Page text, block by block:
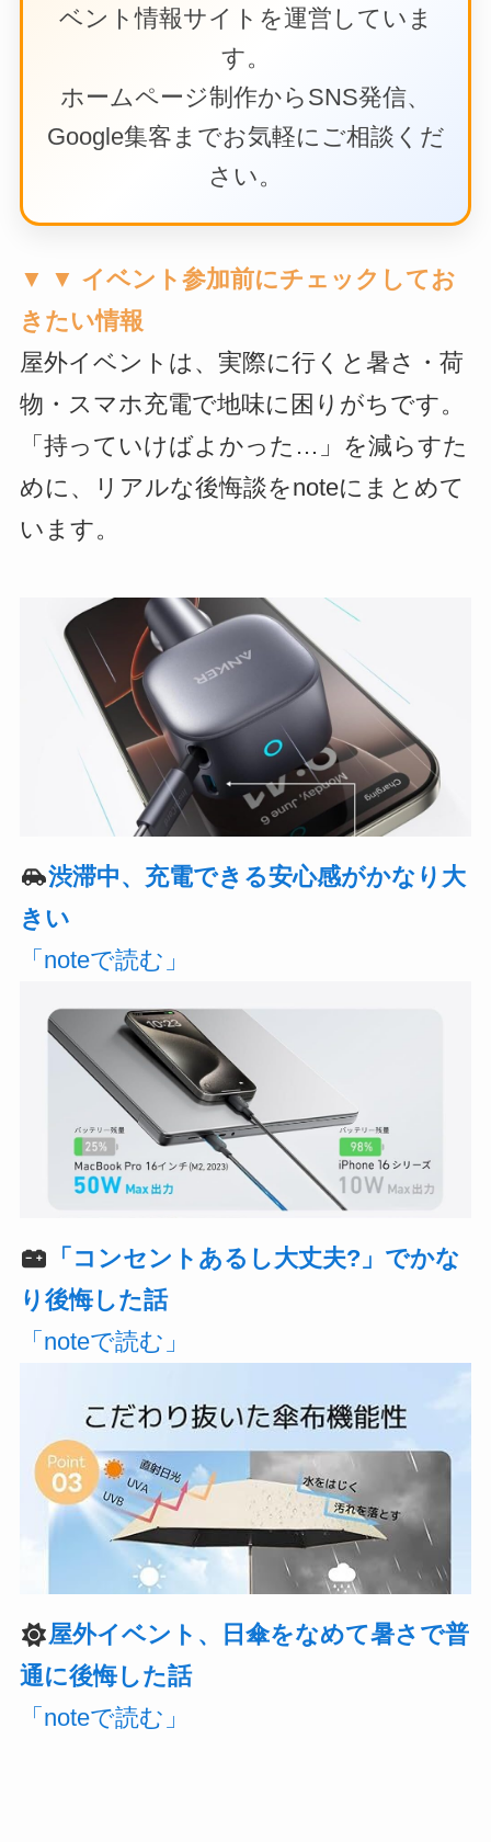
ベント情報サイトを運営していま
す。
ホームページ制作からSNS発信、
Google集客までお気軽にご相談くだ
さい。
▼ ▼ イベント参加前にチェックしてお
きたい情報
屋外イベントは、実際に行くと暑さ・荷
物・スマホ充電で地味に困りがちです。
「持っていけばよかった…」を減らすた
めに、リアルな後悔談をnoteにまとめて
います。
渋滞中、充電できる安心感がかなり大
きい
「noteで読む」
「コンセントあるし大丈夫?」でかな
り後悔した話
「noteで読む」
屋外イベント、日傘をなめて暑さで普
通に後悔した話
「noteで読む」